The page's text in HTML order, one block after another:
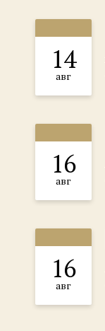
14
авг
16
авг
16
авг